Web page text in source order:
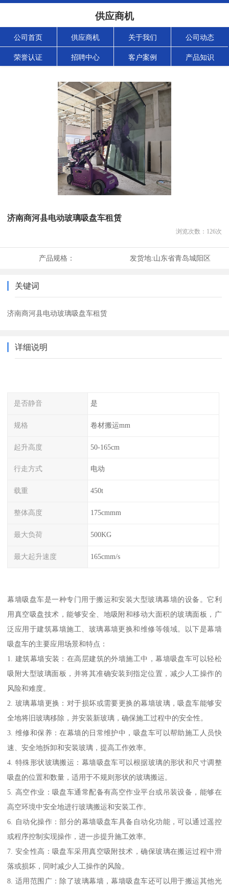
供应商机
公司首页 供应商机 关于我们 公司动态
荣誉认证 招聘中心 客户案例 产品知识
济南商河县电动玻璃吸盘车租赁
浏览次数： 126次
产品规格： 发货地:山东省青岛城阳区
关键词
济南商河县电动玻璃吸盘车租赁
详细说明
是否静音 是
规格 卷材搬运mm
起升高度 50-165cm
行走方式 电动
载重 450t
整体高度 175cmmm
最大负荷 500KG
最大起升速度 165cmm/s
幕墙吸盘车是一种专门用于搬运和安装大型玻璃幕墙的设备。它利
用真空吸盘技术，能够安全、地吸附和移动大面积的玻璃面板，广
泛应用于建筑幕墙施工、玻璃幕墙更换和维修等领域。以下是幕墙
吸盘车的主要应用场景和特点：
1. 建筑幕墙安装：在高层建筑的外墙施工中，幕墙吸盘车可以轻松
吸附大型玻璃面板，并将其准确安装到指定位置，减少人工操作的
风险和难度。
2. 玻璃幕墙更换：对于损坏或需要更换的幕墙玻璃，吸盘车能够安
全地将旧玻璃移除，并安装新玻璃，确保施工过程中的安全性。
3. 维修和保养：在幕墙的日常维护中，吸盘车可以帮助施工人员快
速、安全地拆卸和安装玻璃，提高工作效率。
4. 特殊形状玻璃搬运：幕墙吸盘车可以根据玻璃的形状和尺寸调整
吸盘的位置和数量，适用于不规则形状的玻璃搬运。
5. 高空作业：吸盘车通常配备有高空作业平台或吊装设备，能够在
高空环境中安全地进行玻璃搬运和安装工作。
6. 自动化操作：部分的幕墙吸盘车具备自动化功能，可以通过遥控
或程序控制实现操作，进一步提升施工效率。
7. 安全性高：吸盘车采用真空吸附技术，确保玻璃在搬运过程中滑
落或损坏，同时减少人工操作的风险。
8. 适用范围广：除了玻璃幕墙，幕墙吸盘车还可以用于搬运其他光